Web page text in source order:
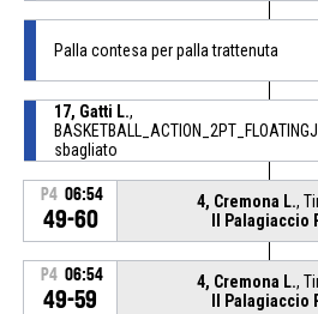
Palla contesa per palla trattenuta
17, Gatti L.,
sbagliato
P4 06:54
49-60
4, Cremona L.,
Il Palagiaccio
P4 06:54
49-59
4, Cremona L.,
Il Palagiaccio